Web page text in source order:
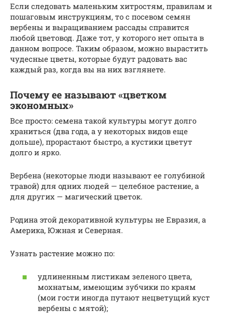
Если следовать маленьким хитростям, правилам и
пошаговым инструкциям, то с посевом семян
вербены и выращиванием рассады справится
любой цветовод. Даже тот, у которого нет опыта в
данном вопросе. Таким образом, можно вырастить
чудесные цветы, которые будут радовать вас
каждый раз, когда вы на них взглянете.
Почему ее называют «цветком
экономных»
Все просто: семена такой культуры могут долго
храниться (два года, а у некоторых видов еще
дольше), прорастают быстро, а кустики цветут
долго и ярко.
Вербена (некоторые люди называют ее голубиной
травой) для одних людей — целебное растение, а
для других — магический цветок.
Родина этой декоративной культуры не Евразия, а
Америка, Южная и Северная.
Узнать растение можно по:
удлиненным листикам зеленого цвета,
мохнатым, имеющим зубчики по краям
(мои гости иногда путают нецветущий куст
вербены с мятой);